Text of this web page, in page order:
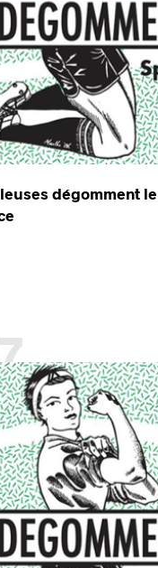
dégomment